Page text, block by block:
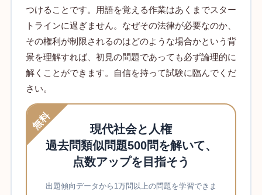
つけることです。用語を覚える作業はあくまでスター
トラインに過ぎません。なぜその法律が必要なのか、
その権利が制限されるのはどのような場合かという背
景を理解すれば、初見の問題であっても必ず論理的に
解くことができます。自信を持って試験に臨んでくだ
さい。
無料
現代社会と人権
過去問類似問題500問を解いて、
点数アップを目指そう
出題傾向データから1万問以上の問題を学習できま